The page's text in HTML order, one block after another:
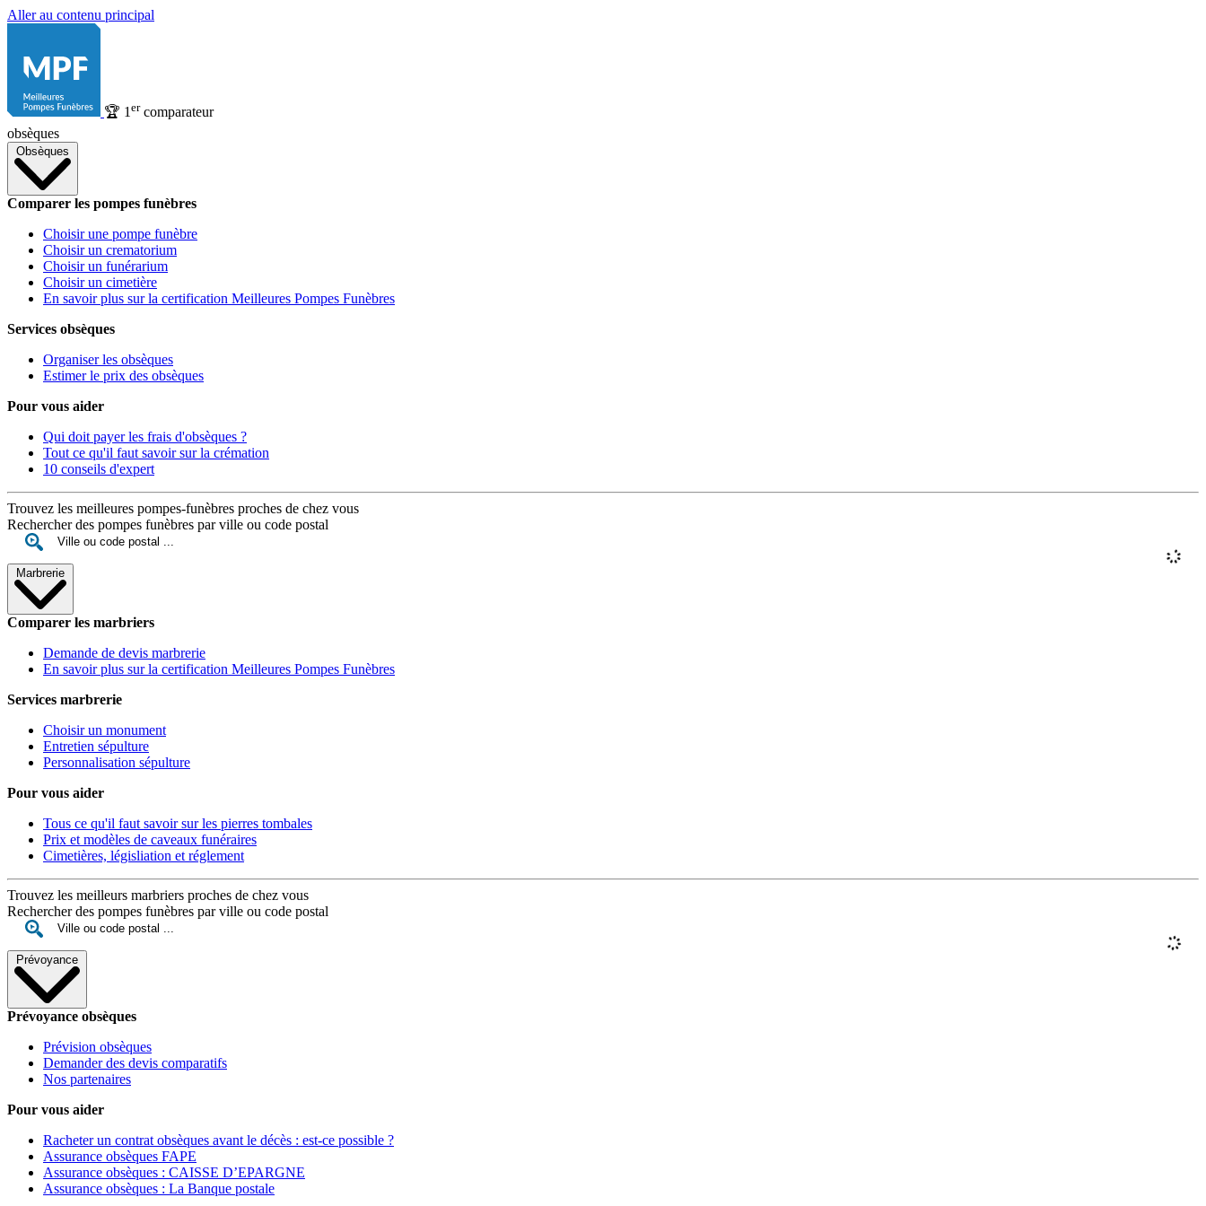
Aller au contenu principal
🏆 1 ercomparateur
obsèques
Obsèques
Comparer les pompes funèbres
Choisir une pompe funèbre
Choisir un crematorium
Choisir un funérarium
Choisir un cimetière
En savoir plus sur la certification Meilleures Pompes Funèbres
Services obsèques
Organiser les obsèques
Estimer le prix des obsèques
Pour vous aider
Qui doit payer les frais d'obsèques ?
Tout ce qu'il faut savoir sur la crémation
10 conseils d'expert
Trouvez les meilleures pompes-funèbres proches de chez vous
Rechercher des pompes funèbres par ville ou code postal
Marbrerie
Comparer les marbriers
Demande de devis marbrerie
En savoir plus sur la certification Meilleures Pompes Funèbres
Services marbrerie
Choisir un monument
Entretien sépulture
Personnalisation sépulture
Pour vous aider
Tous ce qu'il faut savoir sur les pierres tombales
Prix et modèles de caveaux funéraires
Cimetières, législiation et réglement
Trouvez les meilleurs marbriers proches de chez vous
Rechercher des pompes funèbres par ville ou code postal
Prévoyance
Prévoyance obsèques
Prévision obsèques
Demander des devis comparatifs
Nos partenaires
Pour vous aider
Racheter un contrat obsèques avant le décès : est-ce possible ?
Assurance obsèques FAPE
Assurance obsèques : CAISSE D’EPARGNE
Assurance obsèques : La Banque postale